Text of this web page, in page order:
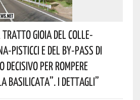
Tratto Gioia Del Colle-
Pisticci E Del By-Pass Di
Decisivo Per Rompere
Basilicata”. I Dettagli”